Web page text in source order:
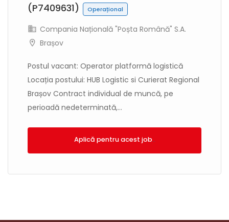
(P7409631)
Operațional
Compania Națională "Poșta Română" S.A.
Brașov
Postul vacant: Operator platformă logistică
Locația postului: HUB Logistic si Curierat Regional
Brașov Contract individual de muncă, pe
perioadă nedeterminată,...